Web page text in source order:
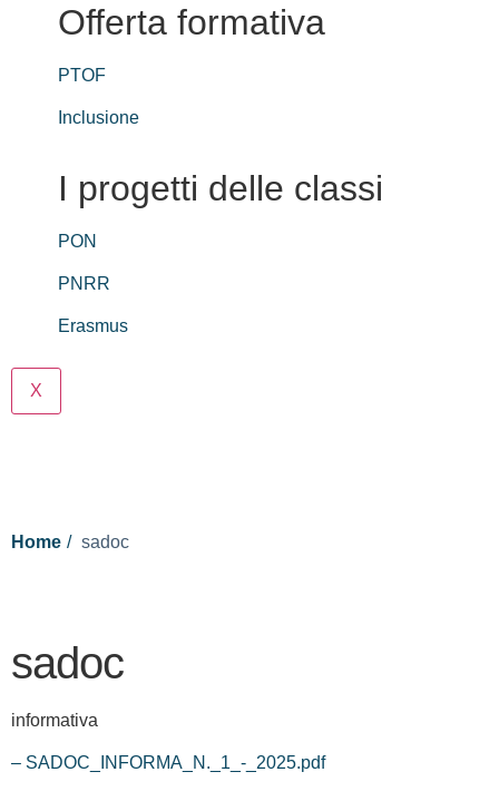
Offerta formativa
PTOF
Inclusione
I progetti delle classi
PON
PNRR
Erasmus
X
Home sadoc
sadoc
informativa
– SADOC_INFORMA_N._1_-_2025.pdf